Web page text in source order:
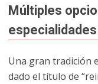
Múltiples
especialidades
Una gran tradición
dado el título de